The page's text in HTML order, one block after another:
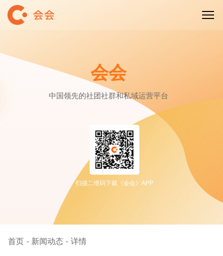
会会
中国领先的社团社群和私域运营平台
扫描二维码下载《会会》APP
首页 - 新闻动态 - 详情